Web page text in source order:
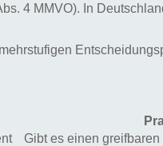
4 MMVO). In
Gibt es einen